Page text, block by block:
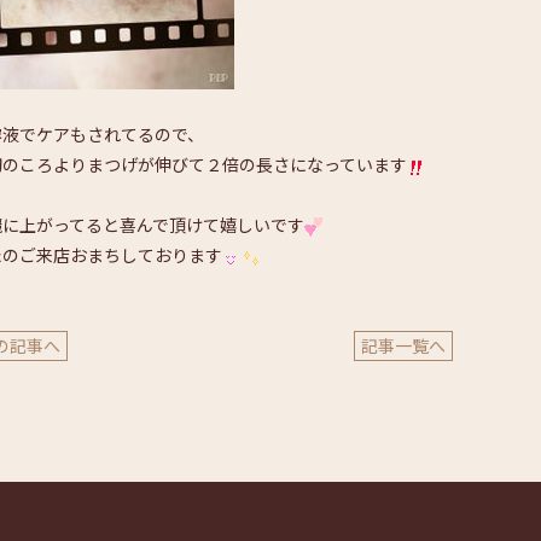
でケアもされてるので、
ころよりまつげが伸びて２倍の長さになっています
上がってると喜んで頂けて嬉しいです
ご来店おまちしております
記事へ 記事一覧へ